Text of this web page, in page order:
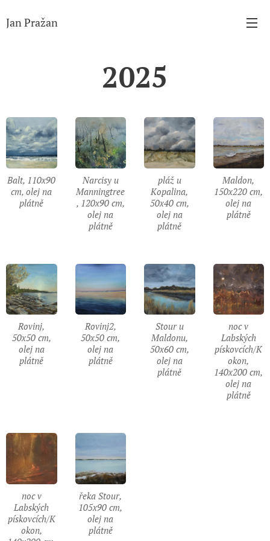
Jan Pražan
2025
Balt, 110x90
cm, olej na
plátně
Narcisy u
Manningtree
, 120x90 cm,
olej na
plátně
pláž u
Kopalina,
50x40 cm,
olej na
plátně
Maldon,
150x220 cm,
olej na
plátně
Rovinj,
50x50 cm,
olej na
plátně
Rovinj2,
50x50 cm,
olej na
plátně
Stour u
Maldonu,
50x60 cm,
olej na
plátně
noc v
Labských
pískovcích/K
okon,
140x200 cm,
olej na
plátně
noc v
Labských
pískovcích/K
okon,
řeka Stour,
105x90 cm,
olej na
plátně